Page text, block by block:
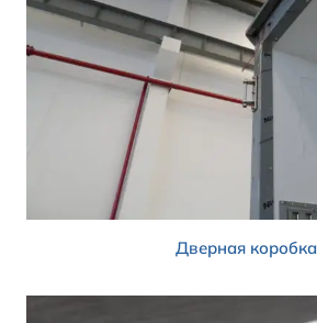
Дверная коробка